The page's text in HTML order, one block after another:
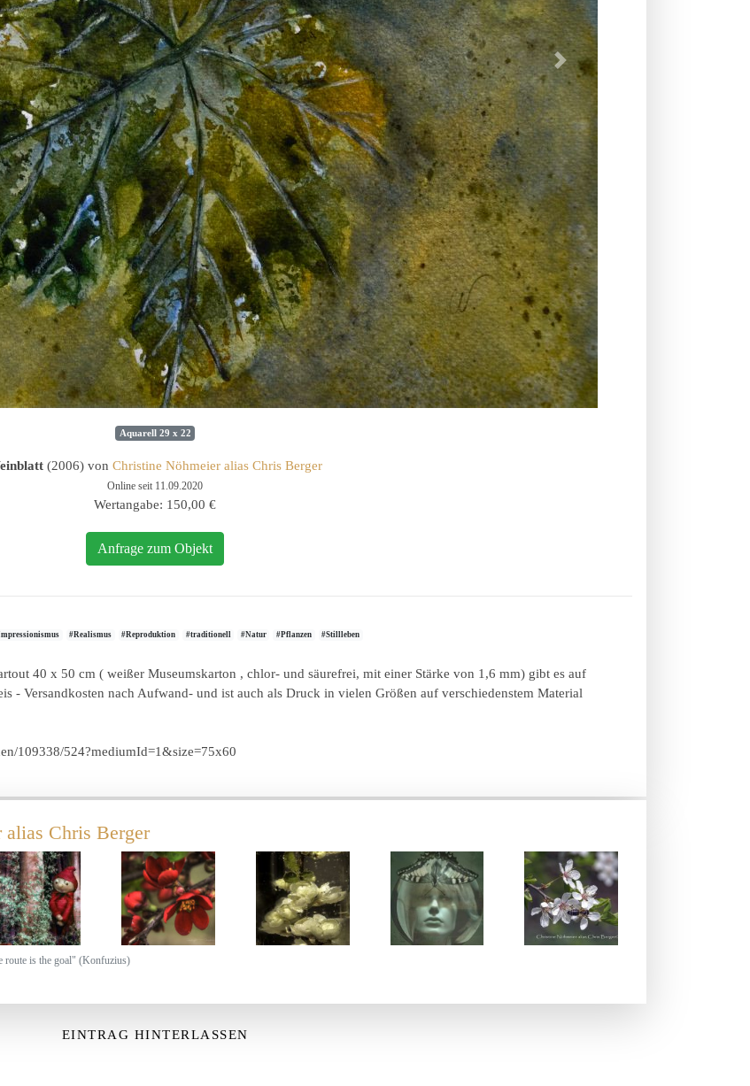
Aquarell 29 x 22
(2006) von Christine Nöhmeier alias Chris Berger
Online seit 11.09.2020
Wertangabe: 150,00 €
Anfrage zum Objekt
#Realismus #Reproduktion #traditionell #Natur #Pflanzen #Stillleben
40 x 50 cm ( weißer Museumskarton , chlor- und säurefrei, mit einer Stärke von 1,6 mm) gibt es auf
- Versandkosten nach Aufwand- und ist auch als Druck in vielen Größen auf verschiedenstem Material
109338/524?mediumId=1&size=75x60
Chris Berger
route is the goal" (Konfuzius)
EINTRAG HINTERLASSEN